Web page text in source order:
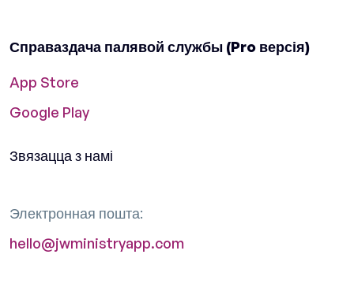
Справаздача палявой службы (Pro версія)
App Store
Google Play
Звязацца з намі
Электронная пошта:
hello@jwministryapp.com